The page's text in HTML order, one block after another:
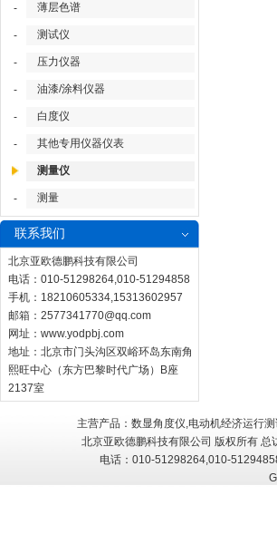
- 薄层色谱
- 测试仪
- 压力仪器
- 油漆/涂料仪器
- 白度仪
- 其他专用仪器仪表
测量仪
- 测量
联系我们
北京亚欧德鹏科技有限公司
电话：010-51298264,010-51294858
手机：18210605334,15313602957
邮箱： 2577341770@qq.com
网址： www.yodpbj.com
地址：北京市门头沟区双峪环岛东南角
熙旺中心（东方巴黎时代广场）B座
2137室
主营产品：数显角度仪,电动机经济运行
北京亚欧德鹏科技有限公司 版权所有 总
电话：010-51298264,010-